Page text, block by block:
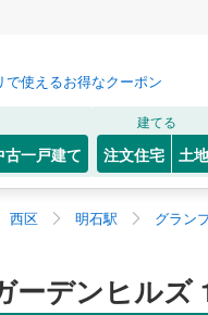
使えるお得なクーポン
古一戸建て
建てる
注文住宅 土地
西区 明石駅
グラン
ーデンヒルズ